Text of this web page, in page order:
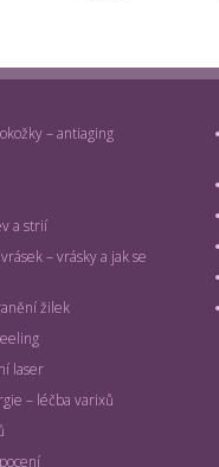
– antiaging
a strií
– vrásky a jak se
žilek
laser
– léčba varixů